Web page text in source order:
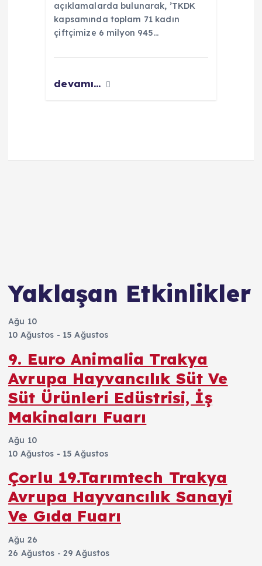
açıklamalarda bulunarak, ’TKDK
kapsamında toplam 71 kadın
çiftçimize 6 milyon 945…
devamı...
Yaklaşan Etkinlikler
Ağu 10
10 Ağustos - 15 Ağustos
9. Euro Animalia Trakya
Avrupa Hayvancılık Süt Ve
Süt Ürünleri Edüstrisi, İş
Makinaları Fuarı
Ağu 10
10 Ağustos - 15 Ağustos
Çorlu 19.Tarımtech Trakya
Avrupa Hayvancılık Sanayi
Ve Gıda Fuarı
Ağu 26
26 Ağustos - 29 Ağustos